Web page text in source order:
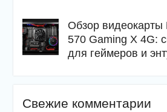
Обзор видеокарты
570 Gaming X 4G:
для геймеров и
Свежие комментарии